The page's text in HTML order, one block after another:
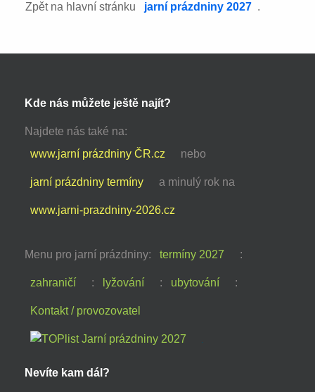
Zpět na hlavní stránku jarní prázdniny 2027 .
Kde nás můžete ještě najít?
Najdete nás také na:
www.jarní prázdniny ČR.cz
nebo
jarní prázdniny termíny a minulý rok na
www.jarni-prazdniny-2026.cz
Menu pro jarní prázdniny: termíny 2027 :
zahraničí : lyžování : ubytování :
Kontakt / provozovatel
Nevíte kam dál?